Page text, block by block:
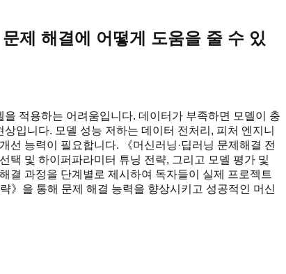
제 해결에 어떻게 도움을 줄 수 있
적용하는 어려움입니다. 데이터가 부족하면 모델이 충
입니다. 모델 성능 저하는 데이터 전처리, 피처 엔지니
능력이 필요합니다. 《머신러닝·딥러닝 문제해결 전
택 및 하이퍼파라미터 튜닝 전략, 그리고 모델 평가 및
결 과정을 단계별로 제시하여 독자들이 실제 프로젝트
》을 통해 문제 해결 능력을 향상시키고 성공적인 머신